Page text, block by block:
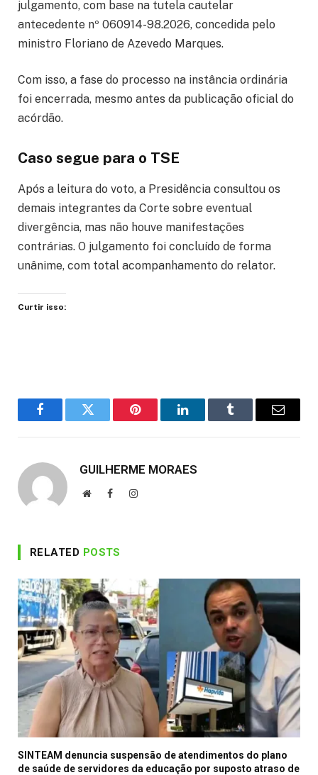
julgamento, com base na tutela cautelar
antecedente nº 060914-98.2026, concedida pelo
ministro Floriano de Azevedo Marques.
Com isso, a fase do processo na instância ordinária
foi encerrada, mesmo antes da publicação oficial do
acórdão.
Caso segue para o TSE
Após a leitura do voto, a Presidência consultou os
demais integrantes da Corte sobre eventual
divergência, mas não houve manifestações
contrárias. O julgamento foi concluído de forma
unânime, com total acompanhamento do relator.
Curtir isso:
FacebookTwitter Pinterest LinkedInTumblr Email
GUILHERME MORAES
WebsiteFacebookInstagram
RELATED POSTS
SINTEAM denuncia suspensão de atendimentos do plano
de saúde de servidores da educação por suposto atraso de